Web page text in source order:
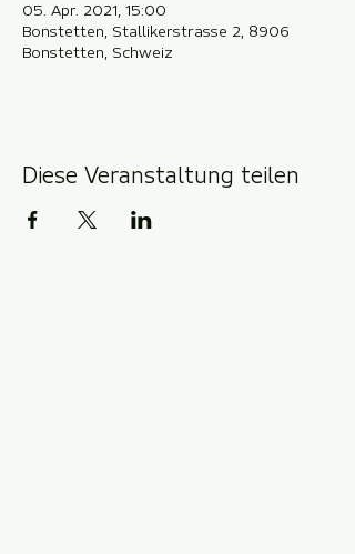
05. Apr. 2021, 15:00
Bonstetten, Stallikerstrasse 2, 8906
Bonstetten, Schweiz
Diese Veranstaltung teilen